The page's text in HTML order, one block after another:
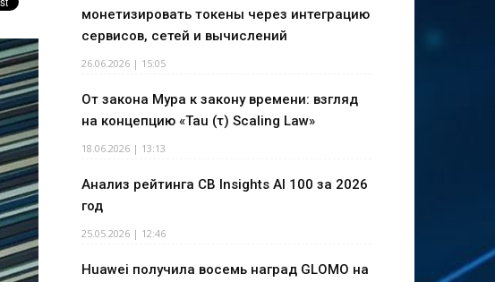
монетизировать токены через интеграцию
сервисов, сетей и вычислений
26.06.2026 | 15:05
От закона Мура к закону времени: взгляд
на концепцию «Tau (τ) Scaling Law»
18.06.2026 | 13:13
Анализ рейтинга CB Insights AI 100 за 2026
год
25.05.2026 | 12:46
Huawei получила восемь наград GLOMO на